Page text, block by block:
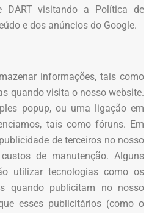
DART visitando a Política de
e dos anúncios do Google.
informações, tais como
quando visita o nosso website.
popup, ou uma ligação em
tais como fóruns. Em
de terceiros no nosso
de manutenção. Alguns
utilizar tecnologias como os
quando publicitam no nosso
esses publicitários (como o